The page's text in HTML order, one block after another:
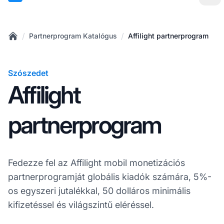
/ Partnerprogram Katalógus / Affilight partnerprogram
Szószedet
Affilight
partnerprogram
Fedezze fel az Affilight mobil monetizációs
partnerprogramját globális kiadók számára, 5%-
os egyszeri jutalékkal, 50 dolláros minimális
kifizetéssel és világszintű eléréssel.